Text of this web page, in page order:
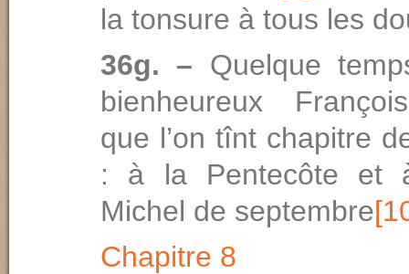
la tonsure à tous les
36g. – Quelque
bienheureux
que l’on tînt chapitre
: à la Pentecôte et
Michel de septembre
Chapitre 8